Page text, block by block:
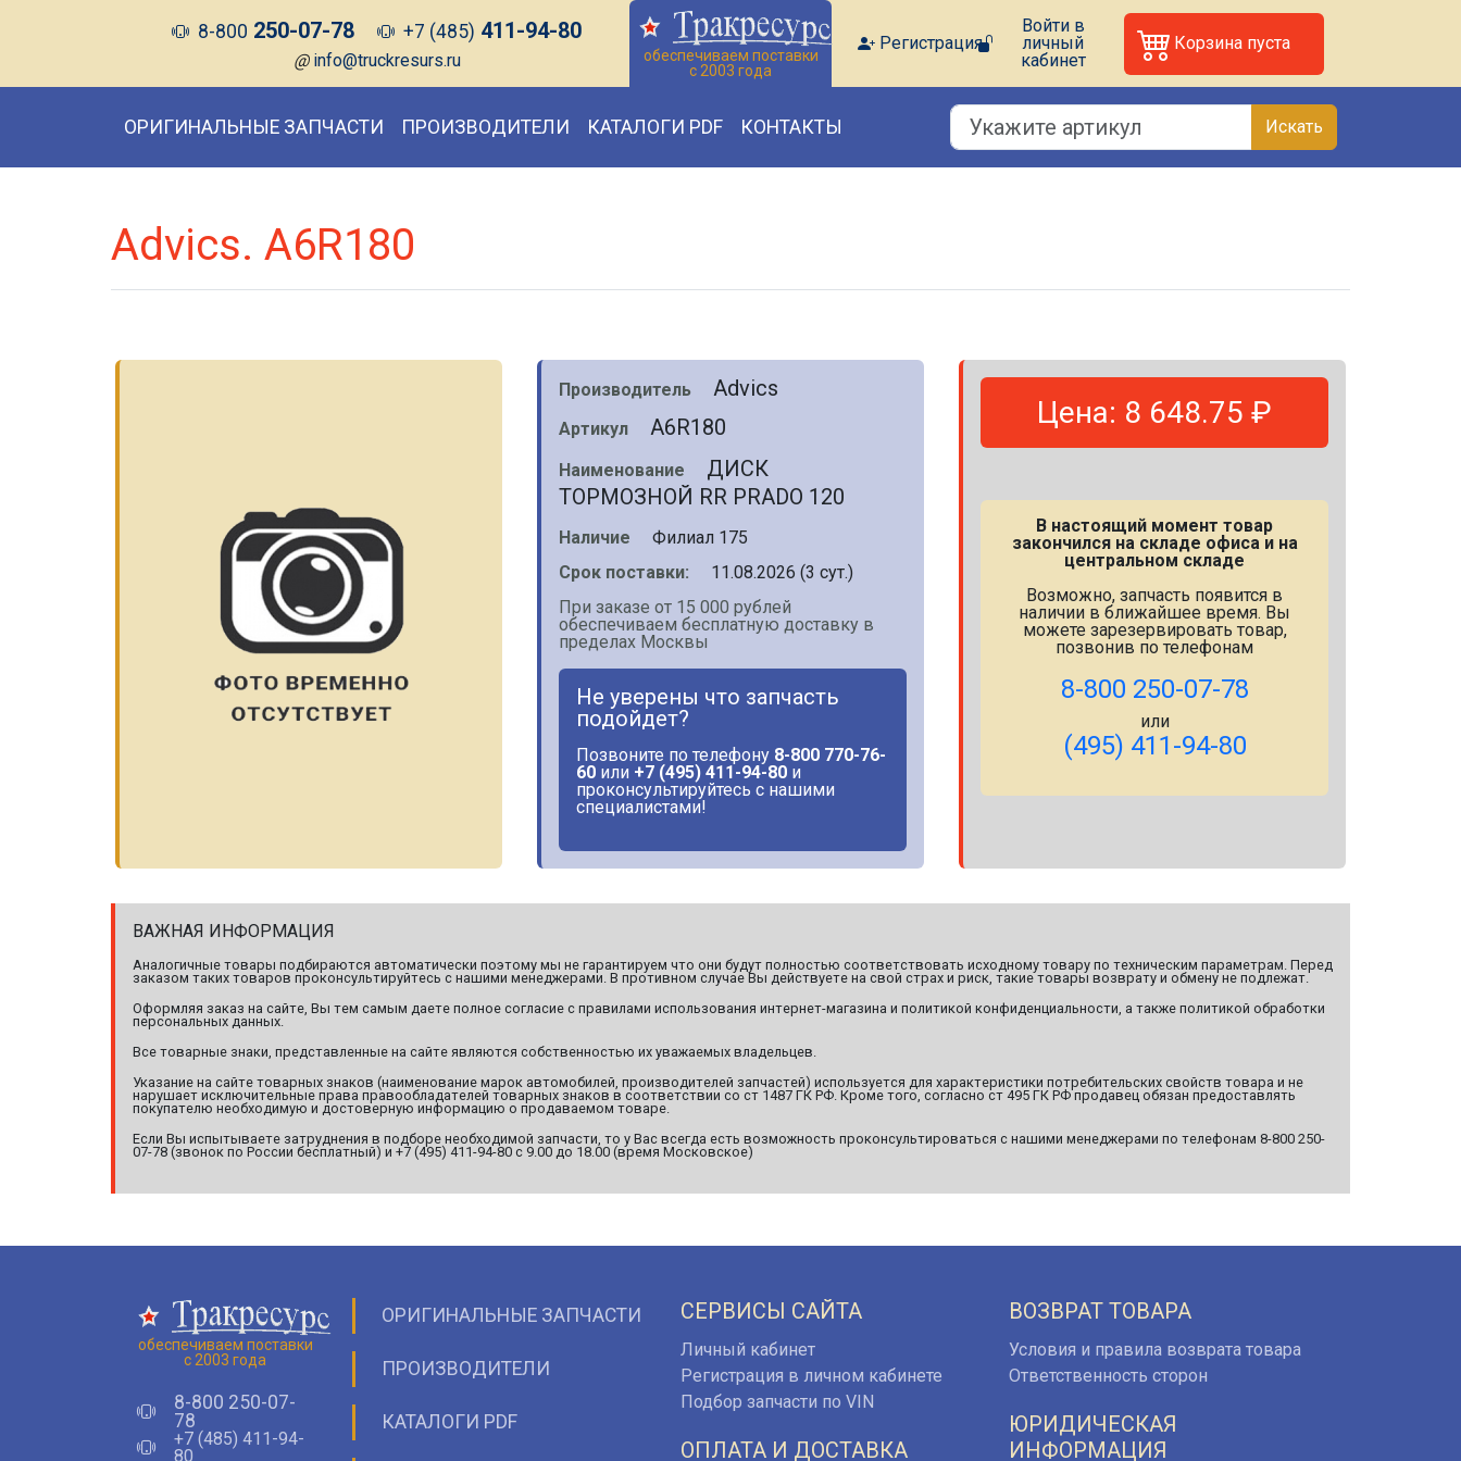
8-800 250-07-78 +7 (485) 411-94-80
@ info@truckresurs.ru
обеспечиваем поставки
с 2003 года
Регистрация
Войти в
личный
кабинет
Корзина пуста
ОРИГИНАЛЬНЫЕ ЗАПЧАСТИ ПРОИЗВОДИТЕЛИ КАТАЛОГИ PDF КОНТАКТЫ Искать
Advics. A6R180
Производитель Advics
Артикул A6R180
Наименование
ДИСК
ТОРМОЗНОЙ RR PRADO 120
Наличие
Филиал 175
Срок поставки:
11.08.2026 (3 сут.)
При заказе от 15 000 рублей
обеспечиваем бесплатную доставку в
пределах Москвы
Не уверены что запчасть
подойдет?
Позвоните по телефону 8-800 770-76-
60 или +7 (495) 411-94-80 и
проконсультируйтесь с нашими
специалистами!
Цена: 8 648.75 ₽
В настоящий момент товар
закончился на складе офиса и на
центральном складе
Возможно, запчасть появится в
наличии в ближайшее время. Вы
можете зарезервировать товар,
позвонив по телефонам
8-800 250-07-78
или
(495) 411-94-80
ВАЖНАЯ ИНФОРМАЦИЯ
Аналогичные товары подбираются автоматически поэтому мы не гарантируем что они будут полностью соответствовать исходному товару по техническим параметрам. Перед
заказом таких товаров проконсультируйтесь с нашими менеджерами. В противном случае Вы действуете на свой страх и риск, такие товары возврату и обмену не подлежат.
Оформляя заказ на сайте, Вы тем самым даете полное согласие с правилами использования интернет-магазина и политикой конфиденциальности, а также политикой обработки
персональных данных.
Все товарные знаки, представленные на сайте являются собственностью их уважаемых владельцев.
Указание на сайте товарных знаков (наименование марок автомобилей, производителей запчастей) используется для характеристики потребительских свойств товара и не
нарушает исключительные права правообладателей товарных знаков в соответствии со ст 1487 ГК РФ. Кроме того, согласно ст 495 ГК РФ продавец обязан предоставлять
покупателю необходимую и достоверную информацию о продаваемом товаре.
Если Вы испытываете затруднения в подборе необходимой запчасти, то у Вас всегда есть возможность проконсультироваться с нашими менеджерами по телефонам 8-800 250-
07-78 (звонок по России бесплатный) и +7 (495) 411-94-80 с 9.00 до 18.00 (время Московское)
обеспечиваем поставки
с 2003 года
8-800 250-07-
78
+7 (485) 411-94-
80
ОРИГИНАЛЬНЫЕ ЗАПЧАСТИ
ПРОИЗВОДИТЕЛИ
КАТАЛОГИ PDF
СЕРВИСЫ САЙТА
Личный кабинет
Регистрация в личном кабинете
Подбор запчасти по VIN
ОПЛАТА И ДОСТАВКА
ВОЗВРАТ ТОВАРА
Условия и правила возврата товара
Ответственность сторон
ЮРИДИЧЕСКАЯ
ИНФОРМАЦИЯ